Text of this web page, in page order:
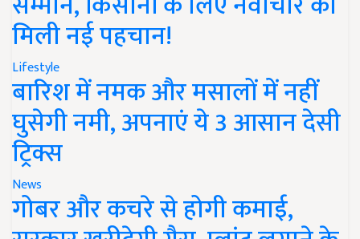
मिली नई पहचान!
Lifestyle
बारिश में नमक और मसालों में नहीं
घुसेगी नमी, अपनाएं ये 3 आसान देसी
ट्रिक्स
News
गोबर और कचरे से होगी कमाई,